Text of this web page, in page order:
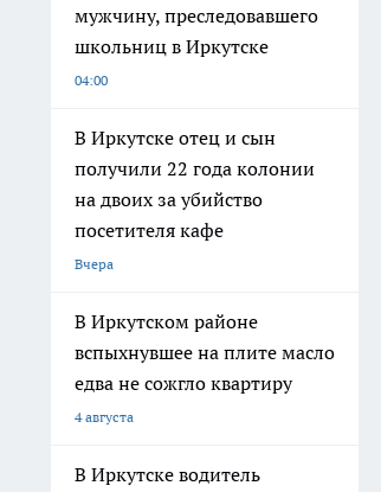
мужчину, преследовавшего
школьниц в Иркутске
04:00
В Иркутске отец и сын
получили 22 года колонии
на двоих за убийство
посетителя кафе
Вчера
В Иркутском районе
вспыхнувшее на плите масло
едва не сожгло квартиру
4 августа
В Иркутске водитель